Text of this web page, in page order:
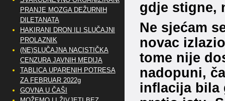
gdje stigne,
Ne sjećam
novac
tome nije
nadopuni,
inflacija bila
PRANJE MOZGA DEŽURNIH
DILETANATA
HAKIRANI DRON ILI SLUČAJNI
PROLAZNIK
(NE)SLUČAJNA NACISTIČKA
CENZURA JAVNIH MEDIJA
TABLICA UPARENIH POTRESA
ZA FEBRUAR 2022g
GOVNA U ČAŠI